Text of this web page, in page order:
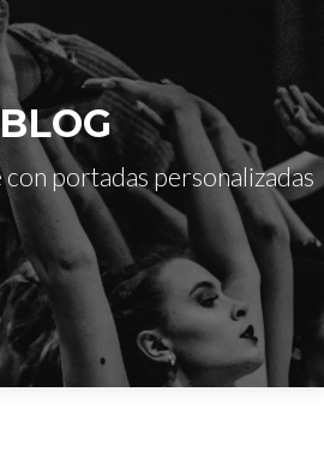
BLOG
portadas personalizadas